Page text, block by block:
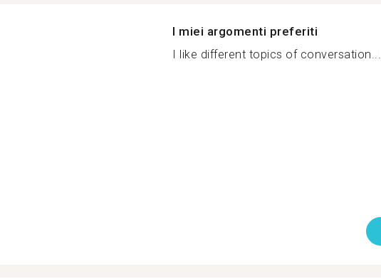
I miei argomenti preferiti
I like different topics of conversation...